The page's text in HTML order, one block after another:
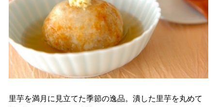
里芋を満月に見立てた季節の逸品。潰した里芋を丸めて